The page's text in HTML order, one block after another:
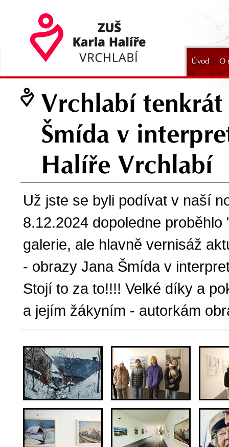
Úvod O
Vrchlabí tenkrát
Šmída v
Halíře Vrchlabí
Už jste se byli podívat v naší
8.12.2024 dopoledne
galerie, ale hlavně vernisáž
- obrazy Jana Šmída v
Stojí to za to!!!! Velké díky a
a jejím žákyním - autorkám